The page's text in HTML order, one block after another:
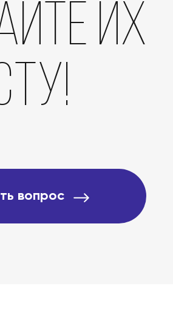
их
вопрос
Отзывы
О компании
Контакты